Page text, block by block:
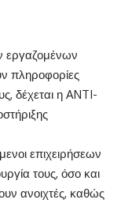
εργαζομένων
πληροφορίες
δέχεται η ANTI-
επιχειρήσεων
τους, όσο και
ανοιχτές, καθώς